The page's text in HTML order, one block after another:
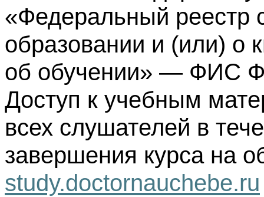
«Федеральный реестр
образовании и (или) о
об обучении» — ФИС
Доступ к учебным
всех слушателей в
завершения курса на
study.doctornauchebe.ru